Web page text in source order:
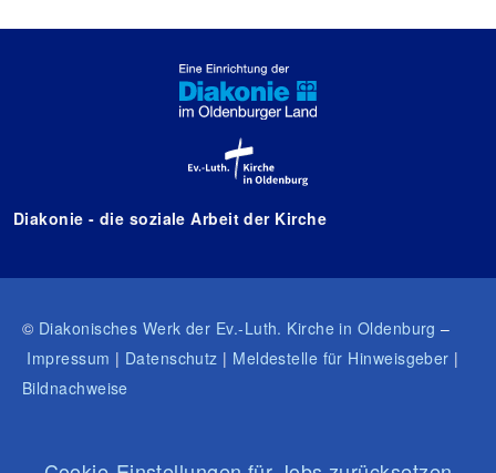
Diakonie - die soziale Arbeit der Kirche
© Diakonisches Werk der Ev.-Luth. Kirche in Oldenburg –
Impressum | Datenschutz | Meldestelle für Hinweisgeber |
Bildnachweise